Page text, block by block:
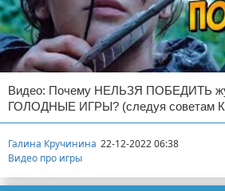
Видео: Почему НЕЛЬЗЯ ПОБЕДИТЬ
ГОЛОДНЫЕ ИГРЫ? (следуя советам
Галина Кручинина 22-12-2022 06:38
Видео про игры